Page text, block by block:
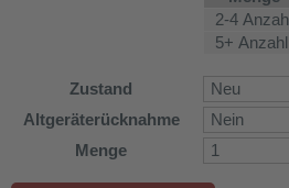
2-4 Anzahl
5+ Anzahl
Zustand
Altgeräterücknahme
Menge